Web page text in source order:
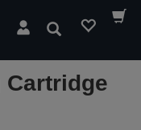
Sök
Cartridge